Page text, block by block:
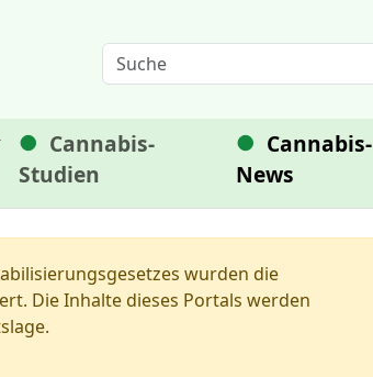
Cannabis-
Studien
Cannabis-
News
wurden die
Die Inhalte dieses Portals werden